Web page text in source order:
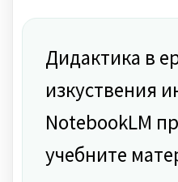
Дидактика в
изкуствения
NotebookLM
учебните